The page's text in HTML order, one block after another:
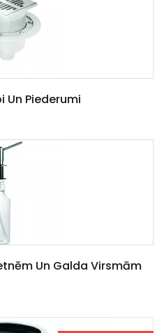
Un Piederumi
Un Galda Virsmām